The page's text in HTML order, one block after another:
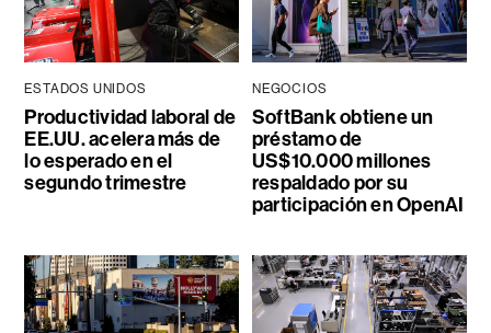
ESTADOS UNIDOS
Productividad laboral de
EE.UU. acelera más de
lo esperado en el
segundo trimestre
NEGOCIOS
SoftBank obtiene un
préstamo de
US$10.000 millones
respaldado por su
participación en OpenAI